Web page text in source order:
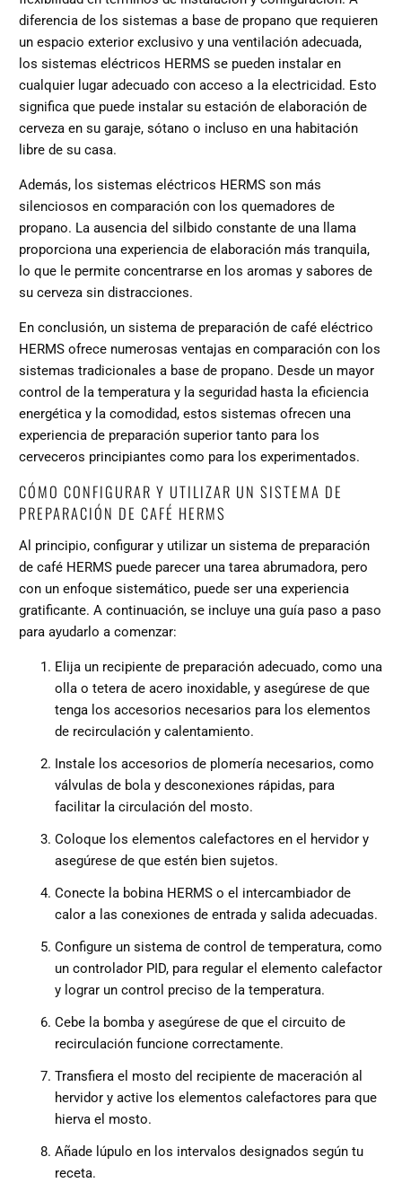
diferencia de los sistemas a base de propano que requieren
un espacio exterior exclusivo y una ventilación adecuada,
los sistemas eléctricos HERMS se pueden instalar en
cualquier lugar adecuado con acceso a la electricidad. Esto
significa que puede instalar su estación de elaboración de
cerveza en su garaje, sótano o incluso en una habitación
libre de su casa.
Además, los sistemas eléctricos HERMS son más
silenciosos en comparación con los quemadores de
propano. La ausencia del silbido constante de una llama
proporciona una experiencia de elaboración más tranquila,
lo que le permite concentrarse en los aromas y sabores de
su cerveza sin distracciones.
En conclusión, un sistema de preparación de café eléctrico
HERMS ofrece numerosas ventajas en comparación con los
sistemas tradicionales a base de propano. Desde un mayor
control de la temperatura y la seguridad hasta la eficiencia
energética y la comodidad, estos sistemas ofrecen una
experiencia de preparación superior tanto para los
cerveceros principiantes como para los experimentados.
CÓMO CONFIGURAR Y UTILIZAR UN SISTEMA DE
PREPARACIÓN DE CAFÉ HERMS
Al principio, configurar y utilizar un sistema de preparación
de café HERMS puede parecer una tarea abrumadora, pero
con un enfoque sistemático, puede ser una experiencia
gratificante. A continuación, se incluye una guía paso a paso
para ayudarlo a comenzar:
Elija un recipiente de preparación adecuado, como una
olla o tetera de acero inoxidable, y asegúrese de que
tenga los accesorios necesarios para los elementos
de recirculación y calentamiento.
Instale los accesorios de plomería necesarios, como
válvulas de bola y desconexiones rápidas, para
facilitar la circulación del mosto.
Coloque los elementos calefactores en el hervidor y
asegúrese de que estén bien sujetos.
Conecte la bobina HERMS o el intercambiador de
calor a las conexiones de entrada y salida adecuadas.
Configure un sistema de control de temperatura, como
un controlador PID, para regular el elemento calefactor
y lograr un control preciso de la temperatura.
Cebe la bomba y asegúrese de que el circuito de
recirculación funcione correctamente.
Transfiera el mosto del recipiente de maceración al
hervidor y active los elementos calefactores para que
hierva el mosto.
Añade lúpulo en los intervalos designados según tu
receta.